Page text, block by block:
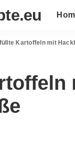
Kartoffeln mit